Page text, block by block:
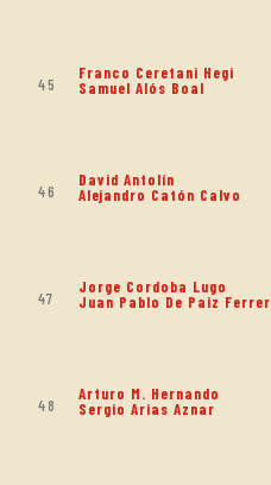
45
Franco Ceretani Hegi
Samuel Alós Boal
46
David Antolín
Alejandro Catón Calvo
47
Jorge Cordoba Lugo
Juan Pablo De Paiz Ferrer
48
Arturo M. Hernando
Sergio Arias Aznar